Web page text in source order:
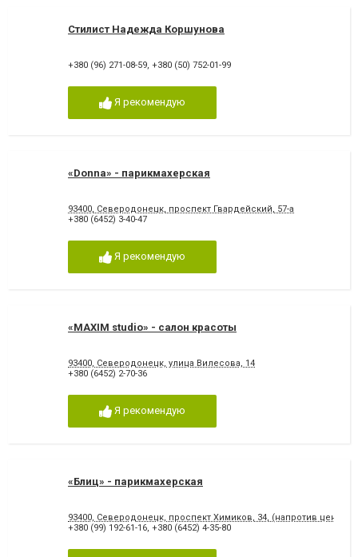
Стилист Надежда Коршунова
+380 (96) 271-08-59, +380 (50) 752-01-99
Я рекомендую
«Donna» - парикмахерская
93400, Северодонецк, проспект Гвардейский, 57-а
+380 (6452) 3-40-47
Я рекомендую
«MAXIM studio» - салон красоты
93400, Северодонецк, улица Вилесова, 14
+380 (6452) 2-70-36
Я рекомендую
«Блиц» - парикмахерская
93400, Северодонецк, проспект Химиков, 34, (напротив
+380 (99) 192-61-16, +380 (6452) 4-35-80